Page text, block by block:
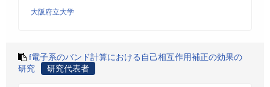
大阪府立大学
f電子系のバンド計算における自己相互作用補正の効果の
研究
研究代表者